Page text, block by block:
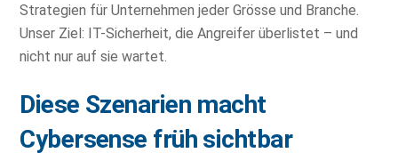
Strategien für Unternehmen jeder Grösse und Branche.
Unser Ziel: IT-Sicherheit, die Angreifer überlistet – und
nicht nur auf sie wartet.
Diese Szenarien macht
Cybersense früh sichtbar